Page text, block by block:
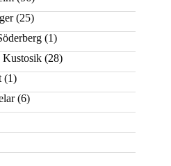
(25)
(1)
Kustosik (28)
(1)
(6)